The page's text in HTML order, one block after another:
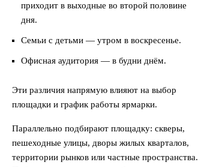
приходит в выходные во второй половине
дня.
Семьи с детьми — утром в воскресенье.
Офисная аудитория — в будни днём.
Эти различия напрямую влияют на выбор
площадки и график работы ярмарки.
Параллельно подбирают площадку: скверы,
пешеходные улицы, дворы жилых кварталов,
территории рынков или частные пространства.